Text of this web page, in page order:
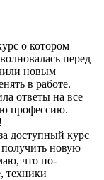
о котором
перед
новым
в работе.
ответы на все
профессию.
доступный курс
новую
что по-
техники